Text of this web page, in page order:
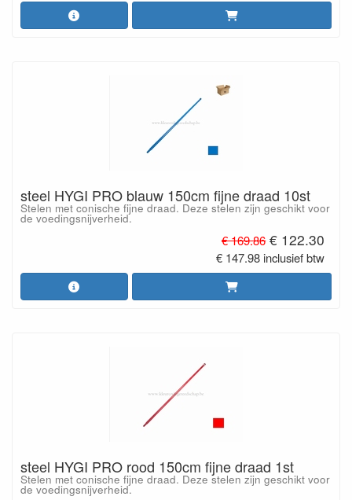
steel HYGI PRO blauw 150cm fijne draad 10st
Stelen met conische fijne draad. Deze stelen zijn geschikt voor
de voedingsnijverheid.
€ 169.86 € 122.30
€ 147.98 inclusief btw
steel HYGI PRO rood 150cm fijne draad 1st
Stelen met conische fijne draad. Deze stelen zijn geschikt voor
de voedingsnijverheid.